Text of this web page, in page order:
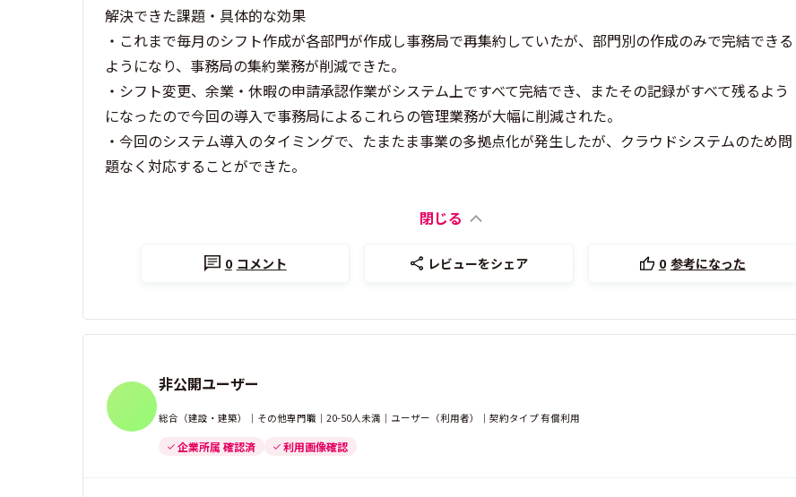
解決できた課題・具体的な効果
・これまで毎月のシフト作成が各部門が作成し事務局で再集約していたが、部門別の作成のみで完結できる
ようになり、事務局の集約業務が削減できた。
・シフト変更、余業・休暇の申請承認作業がシステム上ですべて完結でき、またその記録がすべて残るよう
になったので今回の導入で事務局によるこれらの管理業務が大幅に削減された。
・今回のシステム導入のタイミングで、たまたま事業の多拠点化が発生したが、クラウドシステムのため問
題なく対応することができた。
閉じる
0 コメント レビューをシェア 0 参考になった
非公開ユーザー
総合（建設・建築）｜その他専門職｜20-50人未満｜ユーザー（利用者）｜契約タイプ 有償利用
企業所属 確認済 利用画像確認